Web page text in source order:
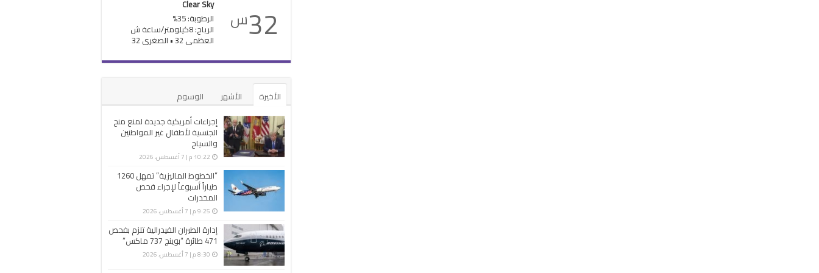
32س
Clear Sky
الرطوبة: 35%
الرياح: 8كيلومتر/ساعة ش
العظمى 32 • الصغرى 32
الأخيرة الأشهر
الوسوم
إجراءات أمريكية جديدة لمنع منح
الجنسية لأطفال غير المواطنين
والسياح
10:22 م | 7 أغسطس، 2026
“الخطوط الماليزية” تمهل 1260
طياراً أسبوعاً لإجراء فحص
المخدرات
9:25 م | 7 أغسطس، 2026
إدارة الطيران الفيدرالية تلزم بفحص
471 طائرة “بوينج 737 ماكس”
8:30 م | 7 أغسطس، 2026